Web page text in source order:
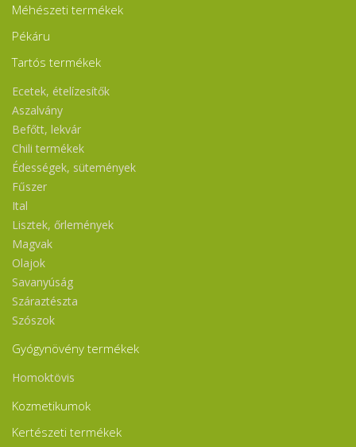
Méhészeti termékek
Pékáru
Tartós termékek
Ecetek, ételízesítők
Aszalvány
Befőtt, lekvár
Chili termékek
Édességek, sütemények
Fűszer
Ital
Lisztek, őrlemények
Magvak
Olajok
Savanyúság
Száraztészta
Szószok
Gyógynövény termékek
Homoktövis
Kozmetikumok
Kertészeti termékek